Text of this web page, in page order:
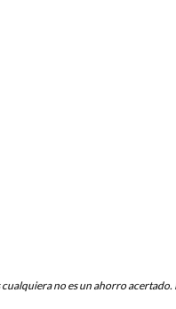
cualquiera no es un ahorro